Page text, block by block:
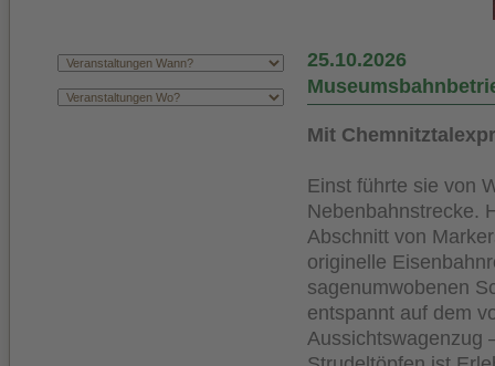
25.10.2026
Mit
Einst führte sie von
Nebenbahnstrecke.
Abschnitt von
originelle
sagenumwobenen
entspannt auf dem
Aussichtswagenzug